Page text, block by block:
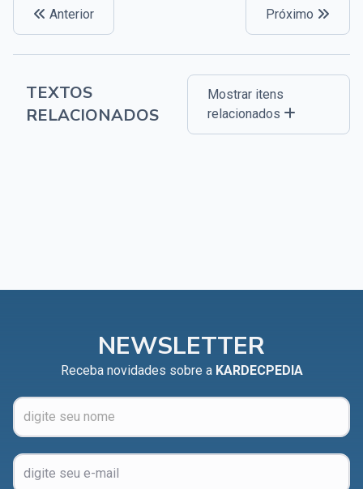
Anterior Próximo
TEXTOS
RELACIONADOS
Mostrar itens
relacionados
NEWSLETTER
Receba novidades sobre a KARDECPEDIA